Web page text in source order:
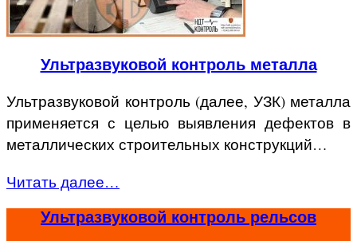
Ультразвуковой контроль металла
Ультразвуковой контроль (далее, УЗК) металла
применяется с целью выявления дефектов в
металлических строительных конструкций…
Читать далее…
Ультразвуковой контроль рельсов